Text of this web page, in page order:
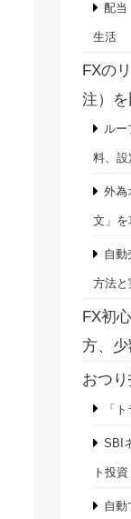
配当
生活
FXの
注）
ルー
料、設
外為
文」を
自動
方法と
FX初
方、
おつ
「
SBI
ト投資
自動